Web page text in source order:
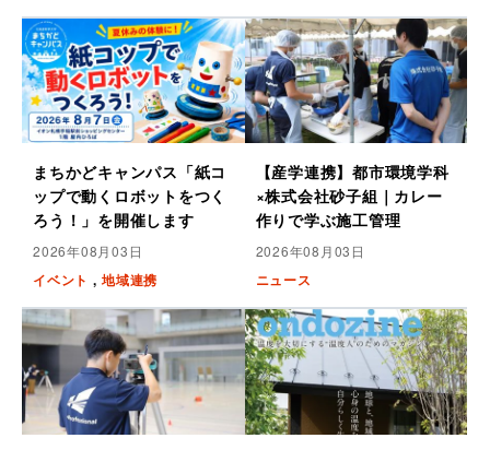
まちかどキャンパス「紙コ
ップで動くロボットをつく
ろう！」を開催します
2026年08月03日
イベント 地域連携
【産学連携】都市環境学科
×株式会社砂子組｜カレー
作りで学ぶ施工管理
2026年08月03日
ニュース